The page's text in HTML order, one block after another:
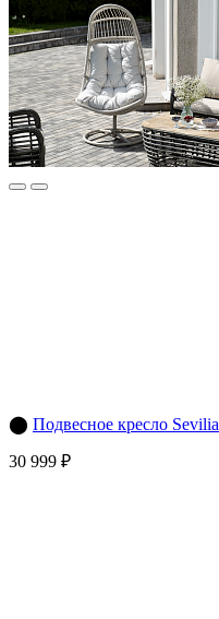
⬤ Подвесное кресло Sevilia
30 999 ₽